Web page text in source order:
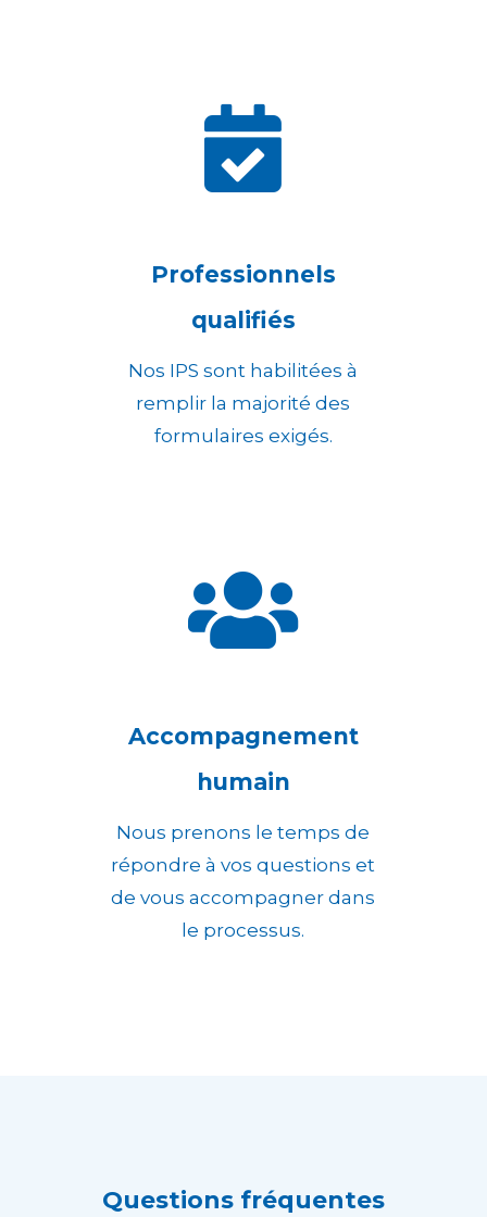

Professionnels
qualifiés
Nos IPS sont habilitées à
remplir la majorité des
formulaires exigés.

Accompagnement
humain
Nous prenons le temps de
répondre à vos questions et
de vous accompagner dans
le processus.
Questions fréquentes